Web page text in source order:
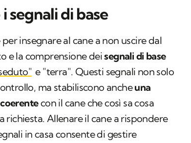
segnali di base
insegnare al cane a non uscire dal
e la comprensione deisegnali di base
e "terra". Questi segnali non solo
ma stabiliscono ancheuna
con il cane che così sa cosa
richiesta. Allenare il cane a rispondere
in casa consente di gestire